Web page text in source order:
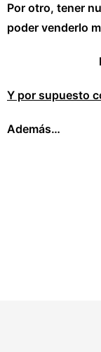
Por otro, tener
poder venderlo
Y por supuesto
Además…